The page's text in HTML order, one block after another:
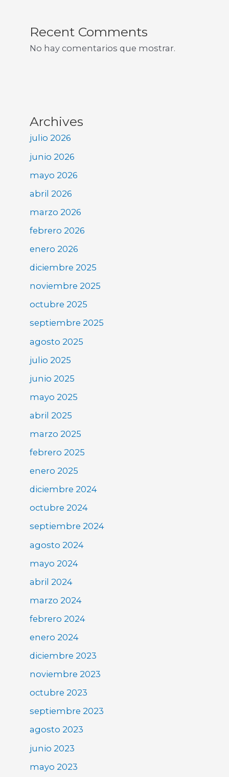
Recent Comments
No hay comentarios que mostrar.
Archives
julio 2026
junio 2026
mayo 2026
abril 2026
marzo 2026
febrero 2026
enero 2026
diciembre 2025
noviembre 2025
octubre 2025
septiembre 2025
agosto 2025
julio 2025
junio 2025
mayo 2025
abril 2025
marzo 2025
febrero 2025
enero 2025
diciembre 2024
octubre 2024
septiembre 2024
agosto 2024
mayo 2024
abril 2024
marzo 2024
febrero 2024
enero 2024
diciembre 2023
noviembre 2023
octubre 2023
septiembre 2023
agosto 2023
junio 2023
mayo 2023